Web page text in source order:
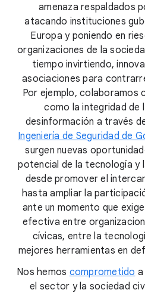
amenaza respaldados
atacando instituciones
Europa y poniendo en
organizaciones de la
tiempo invirtiendo,
asociaciones para
Por ejemplo, colaboramos
como la integridad de
desinformación a través
Ingeniería de Seguridad de
surgen nuevas
potencial de la tecnología y
desde promover el
hasta ampliar la
ante un momento que
efectiva entre
cívicas, entre la
mejores herramientas en
Nos hemos comprometido
el sector y la sociedad